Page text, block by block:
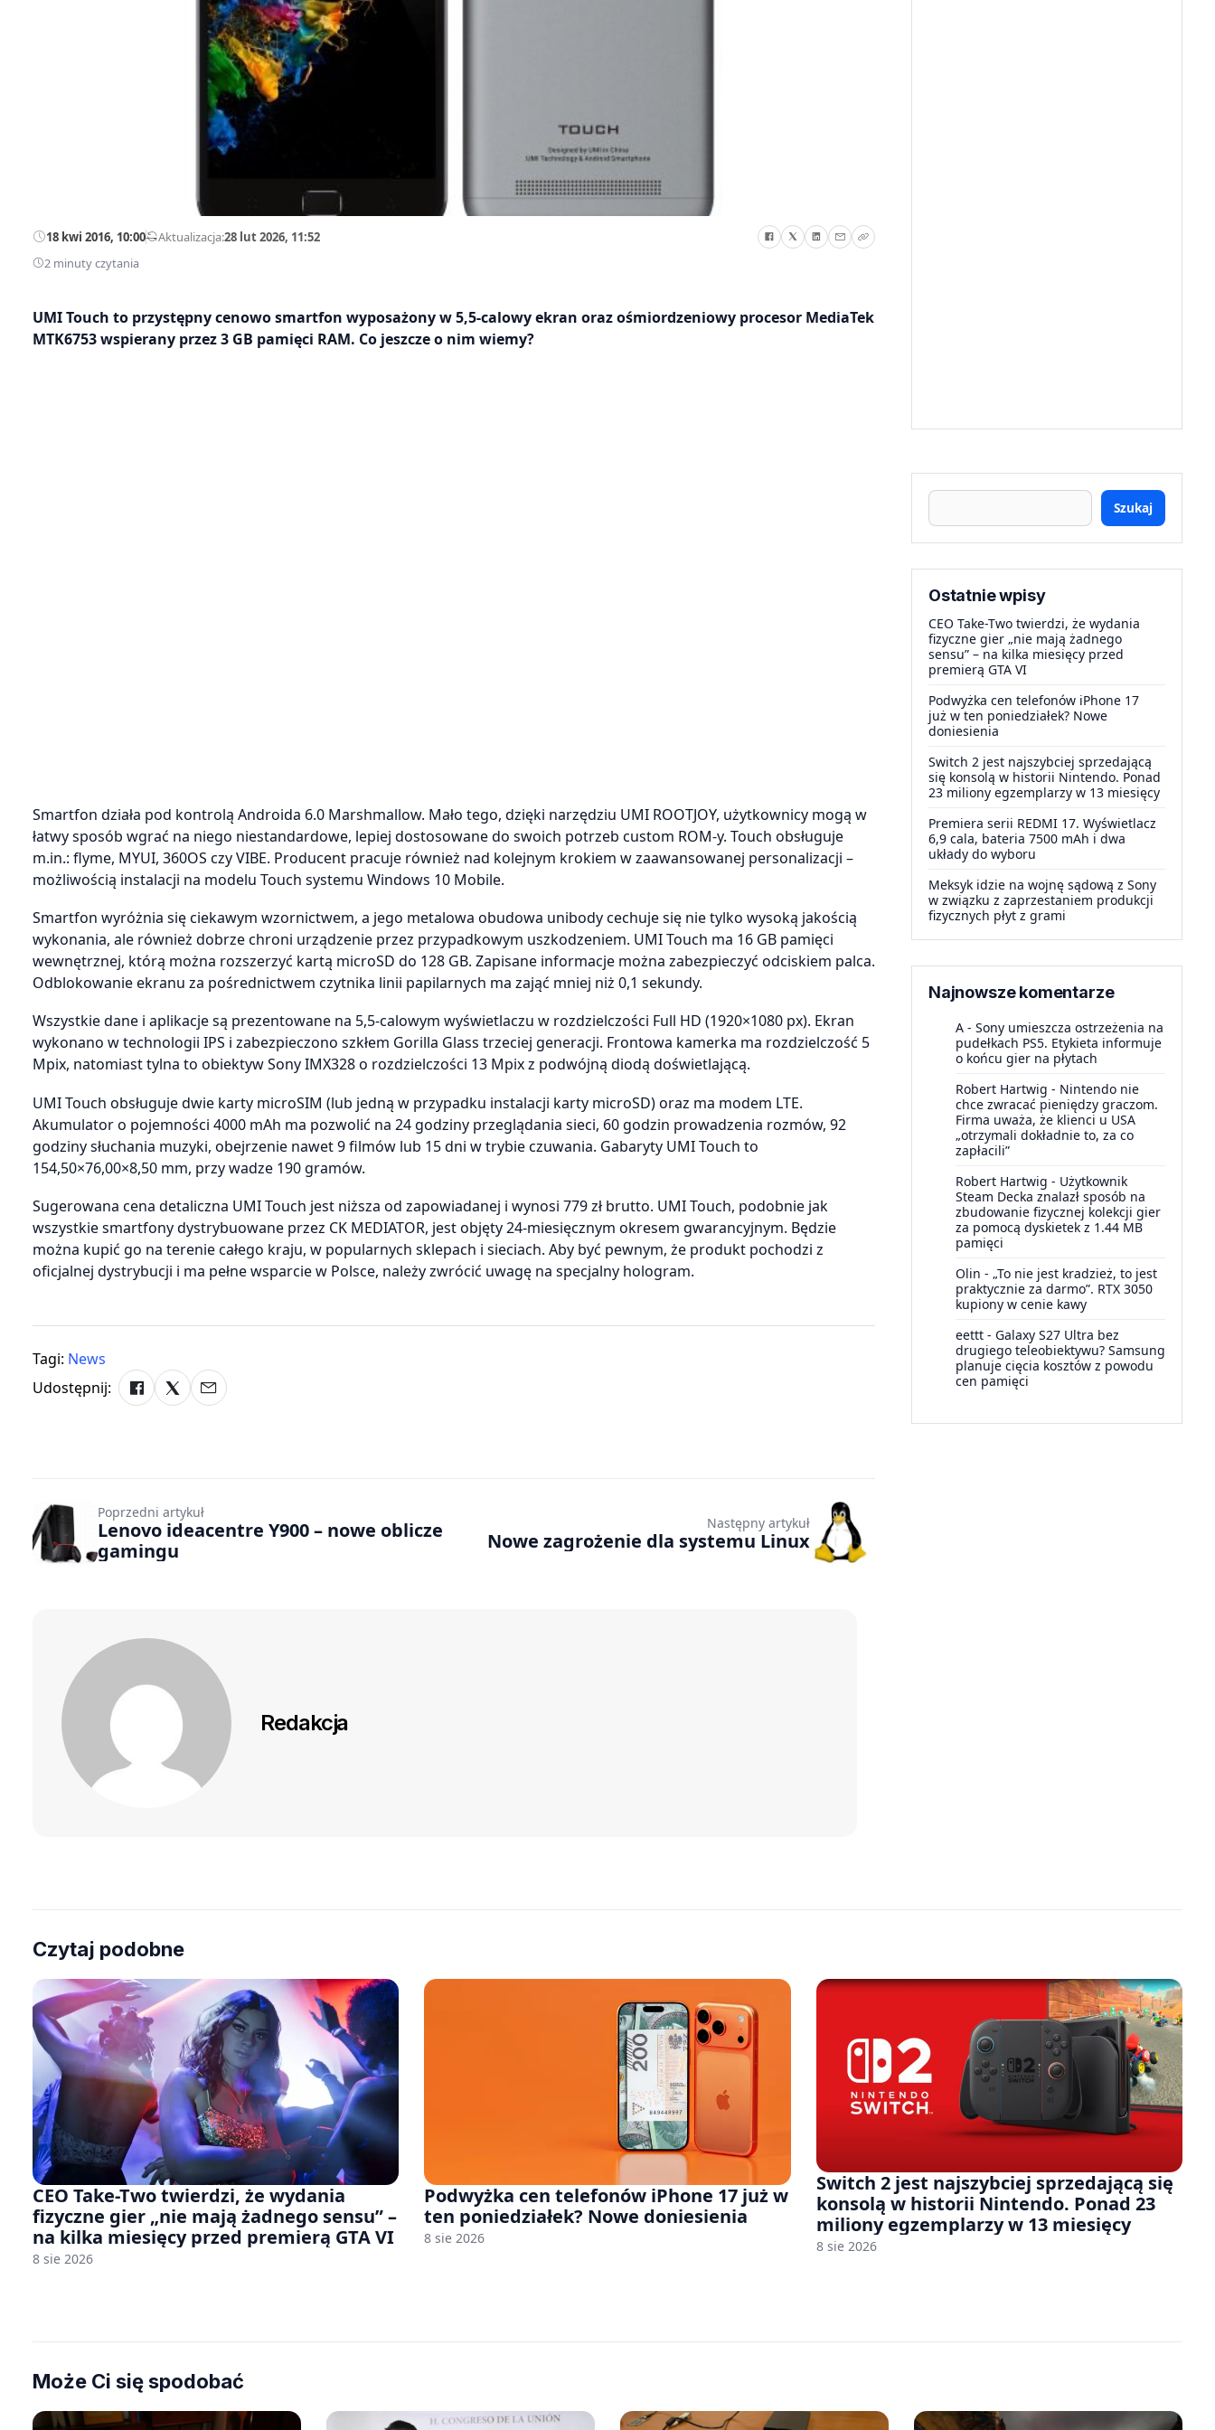
18 kwi 2016, 10:00—Aktualizacja:28 lut 2026, 11:52
2 minuty czytania
UMI Touch to przystępny cenowo smartfon wyposażony w 5,5-calowy ekran oraz ośmiordzeniowy procesor MediaTek
MTK6753 wspierany przez 3 GB pamięci RAM. Co jeszcze o nim wiemy?
Smartfon działa pod kontrolą Androida 6.0 Marshmallow. Mało tego, dzięki narzędziu UMI ROOTJOY, użytkownicy mogą w
łatwy sposób wgrać na niego niestandardowe, lepiej dostosowane do swoich potrzeb custom ROM-y. Touch obsługuje
m.in.: flyme, MYUI, 360OS czy VIBE. Producent pracuje również nad kolejnym krokiem w zaawansowanej personalizacji –
możliwością instalacji na modelu Touch systemu Windows 10 Mobile.
Smartfon wyróżnia się ciekawym wzornictwem, a jego metalowa obudowa unibody cechuje się nie tylko wysoką jakością
wykonania, ale również dobrze chroni urządzenie przez przypadkowym uszkodzeniem. UMI Touch ma 16 GB pamięci
wewnętrznej, którą można rozszerzyć kartą microSD do 128 GB. Zapisane informacje można zabezpieczyć odciskiem palca.
Odblokowanie ekranu za pośrednictwem czytnika linii papilarnych ma zająć mniej niż 0,1 sekundy.
Wszystkie dane i aplikacje są prezentowane na 5,5-calowym wyświetlaczu w rozdzielczości Full HD (1920×1080 px). Ekran
wykonano w technologii IPS i zabezpieczono szkłem Gorilla Glass trzeciej generacji. Frontowa kamerka ma rozdzielczość 5
Mpix, natomiast tylna to obiektyw Sony IMX328 o rozdzielczości 13 Mpix z podwójną diodą doświetlającą.
UMI Touch obsługuje dwie karty microSIM (lub jedną w przypadku instalacji karty microSD) oraz ma modem LTE.
Akumulator o pojemności 4000 mAh ma pozwolić na 24 godziny przeglądania sieci, 60 godzin prowadzenia rozmów, 92
godziny słuchania muzyki, obejrzenie nawet 9 filmów lub 15 dni w trybie czuwania. Gabaryty UMI Touch to
154,50×76,00×8,50 mm, przy wadze 190 gramów.
Sugerowana cena detaliczna UMI Touch jest niższa od zapowiadanej i wynosi 779 zł brutto. UMI Touch, podobnie jak
wszystkie smartfony dystrybuowane przez CK MEDIATOR, jest objęty 24-miesięcznym okresem gwarancyjnym. Będzie
można kupić go na terenie całego kraju, w popularnych sklepach i sieciach. Aby być pewnym, że produkt pochodzi z
oficjalnej dystrybucji i ma pełne wsparcie w Polsce, należy zwrócić uwagę na specjalny hologram.
Tagi: News
Udostępnij:
Szukaj
Ostatnie wpisy
CEO Take-Two twierdzi, że wydania
fizyczne gier „nie mają żadnego
sensu” – na kilka miesięcy przed
premierą GTA VI
Podwyżka cen telefonów iPhone 17
już w ten poniedziałek? Nowe
doniesienia
Switch 2 jest najszybciej sprzedającą
się konsolą w historii Nintendo. Ponad
23 miliony egzemplarzy w 13 miesięcy
Premiera serii REDMI 17. Wyświetlacz
6,9 cala, bateria 7500 mAh i dwa
układy do wyboru
Meksyk idzie na wojnę sądową z Sony
w związku z zaprzestaniem produkcji
fizycznych płyt z grami
Najnowsze komentarze
A - Sony umieszcza ostrzeżenia na
pudełkach PS5. Etykieta informuje
o końcu gier na płytach
Robert Hartwig - Nintendo nie
chce zwracać pieniędzy graczom.
Firma uważa, że klienci u USA
„otrzymali dokładnie to, za co
zapłacili”
Robert Hartwig - Użytkownik
Steam Decka znalazł sposób na
zbudowanie fizycznej kolekcji gier
za pomocą dyskietek z 1.44 MB
pamięci
Olin - „To nie jest kradzież, to jest
praktycznie za darmo”. RTX 3050
kupiony w cenie kawy
eettt - Galaxy S27 Ultra bez
drugiego teleobiektywu? Samsung
planuje cięcia kosztów z powodu
cen pamięci
Poprzedni artykuł
Lenovo ideacentre Y900 – nowe oblicze
gamingu
Następny artykuł
Nowe zagrożenie dla systemu Linux
Redakcja
Czytaj podobne
CEO Take-Two twierdzi, że wydania
fizyczne gier „nie mają żadnego sensu” –
na kilka miesięcy przed premierą GTA VI
8 sie 2026
Podwyżka cen telefonów iPhone 17 już w
ten poniedziałek? Nowe doniesienia
8 sie 2026
Switch 2 jest najszybciej sprzedającą się
konsolą w historii Nintendo. Ponad 23
miliony egzemplarzy w 13 miesięcy
8 sie 2026
Może Ci się spodobać